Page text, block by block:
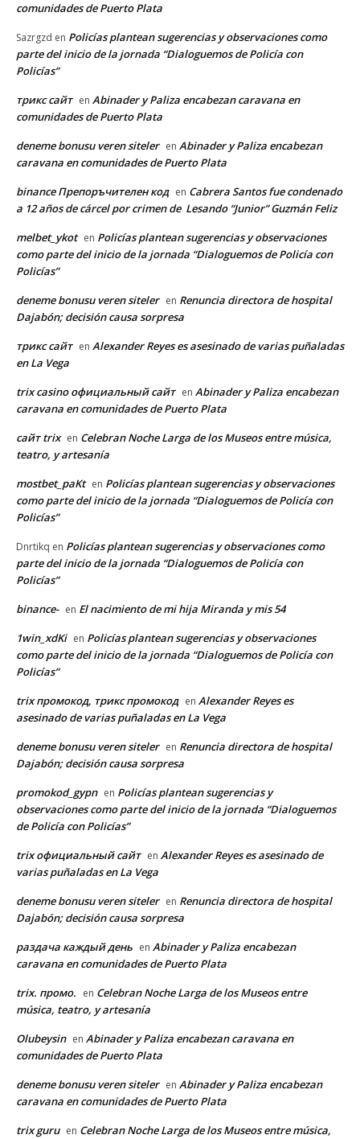
comunidades de Puerto Plata
Sazrgzd en Policías plantean sugerencias y observaciones como
parte del inicio de la jornada “Dialoguemos de Policía con
Policías”
трикс сайт en Abinader y Paliza encabezan caravana en
comunidades de Puerto Plata
deneme bonusu veren siteler en Abinader y Paliza encabezan
caravana en comunidades de Puerto Plata
binance Препоръчителен код en Cabrera Santos fue condenado
a 12 años de cárcel por crimen de Lesando “Junior” Guzmán Feliz
melbet_ykot en Policías plantean sugerencias y observaciones
como parte del inicio de la jornada “Dialoguemos de Policía con
Policías”
deneme bonusu veren siteler en Renuncia directora de hospital
Dajabón; decisión causa sorpresa
трикс сайт en Alexander Reyes es asesinado de varias puñaladas
en La Vega
trix casino официальный сайт en Abinader y Paliza encabezan
caravana en comunidades de Puerto Plata
сайт trix en Celebran Noche Larga de los Museos entre música,
teatro, y artesanía
mostbet_paKt en Policías plantean sugerencias y observaciones
como parte del inicio de la jornada “Dialoguemos de Policía con
Policías”
Dnrtikq en Policías plantean sugerencias y observaciones como
parte del inicio de la jornada “Dialoguemos de Policía con
Policías”
binance- en El nacimiento de mi hija Miranda y mis 54
1win_xdKi en Policías plantean sugerencias y observaciones
como parte del inicio de la jornada “Dialoguemos de Policía con
Policías”
trix промокод, трикс промокод en Alexander Reyes es
asesinado de varias puñaladas en La Vega
deneme bonusu veren siteler en Renuncia directora de hospital
Dajabón; decisión causa sorpresa
promokod_gypn en Policías plantean sugerencias y
observaciones como parte del inicio de la jornada “Dialoguemos
de Policía con Policías”
trix официальный сайт en Alexander Reyes es asesinado de
varias puñaladas en La Vega
deneme bonusu veren siteler en Renuncia directora de hospital
Dajabón; decisión causa sorpresa
раздача каждый день en Abinader y Paliza encabezan
caravana en comunidades de Puerto Plata
trix. промо. en Celebran Noche Larga de los Museos entre
música, teatro, y artesanía
Olubeysin en Abinader y Paliza encabezan caravana en
comunidades de Puerto Plata
deneme bonusu veren siteler en Abinader y Paliza encabezan
caravana en comunidades de Puerto Plata
trix guru en Celebran Noche Larga de los Museos entre música,